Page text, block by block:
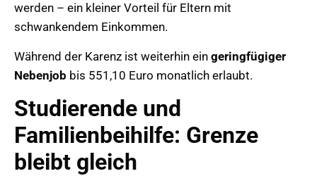
werden – ein kleiner Vorteil für Eltern mit
schwankendem Einkommen.
Während der Karenz ist weiterhin ein geringfügiger
Nebenjob bis 551,10 Euro monatlich erlaubt.
Studierende und
Familienbeihilfe: Grenze
bleibt gleich